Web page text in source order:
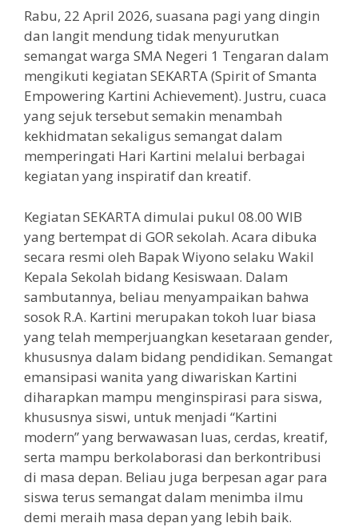
Rabu, 22 April 2026, suasana pagi yang dingin
dan langit mendung tidak menyurutkan
semangat warga SMA Negeri 1 Tengaran dalam
mengikuti kegiatan SEKARTA (Spirit of Smanta
Empowering Kartini Achievement). Justru, cuaca
yang sejuk tersebut semakin menambah
kekhidmatan sekaligus semangat dalam
memperingati Hari Kartini melalui berbagai
kegiatan yang inspiratif dan kreatif.
Kegiatan SEKARTA dimulai pukul 08.00 WIB
yang bertempat di GOR sekolah. Acara dibuka
secara resmi oleh Bapak Wiyono selaku Wakil
Kepala Sekolah bidang Kesiswaan. Dalam
sambutannya, beliau menyampaikan bahwa
sosok R.A. Kartini merupakan tokoh luar biasa
yang telah memperjuangkan kesetaraan gender,
khususnya dalam bidang pendidikan. Semangat
emansipasi wanita yang diwariskan Kartini
diharapkan mampu menginspirasi para siswa,
khususnya siswi, untuk menjadi “Kartini
modern” yang berwawasan luas, cerdas, kreatif,
serta mampu berkolaborasi dan berkontribusi
di masa depan. Beliau juga berpesan agar para
siswa terus semangat dalam menimba ilmu
demi meraih masa depan yang lebih baik.